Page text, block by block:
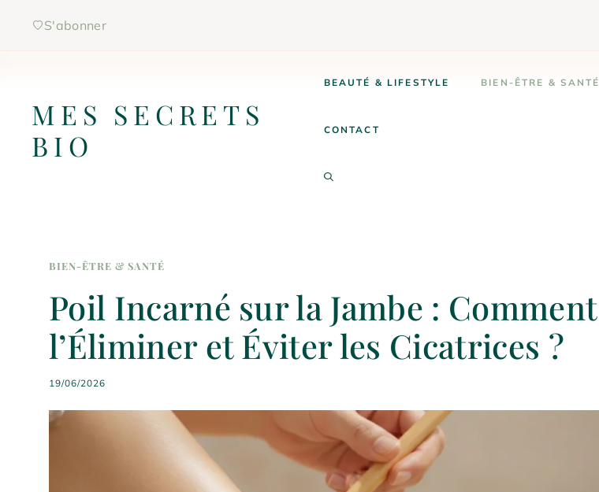
S'abonner
MES SECRETS
BIO
BEAUTÉ & LIFESTYLE BIEN-ÊTRE & SANTÉ
CONTACT
BIEN-ÊTRE & SANTÉ
Poil Incarné sur la Jambe : Comment
l’Éliminer et Éviter les Cicatrices ?
19/06/2026